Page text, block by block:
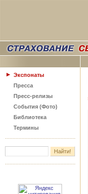
Экспонаты
Пресса
Пресс-релизы
События (Фото)
Библиотека
Термины